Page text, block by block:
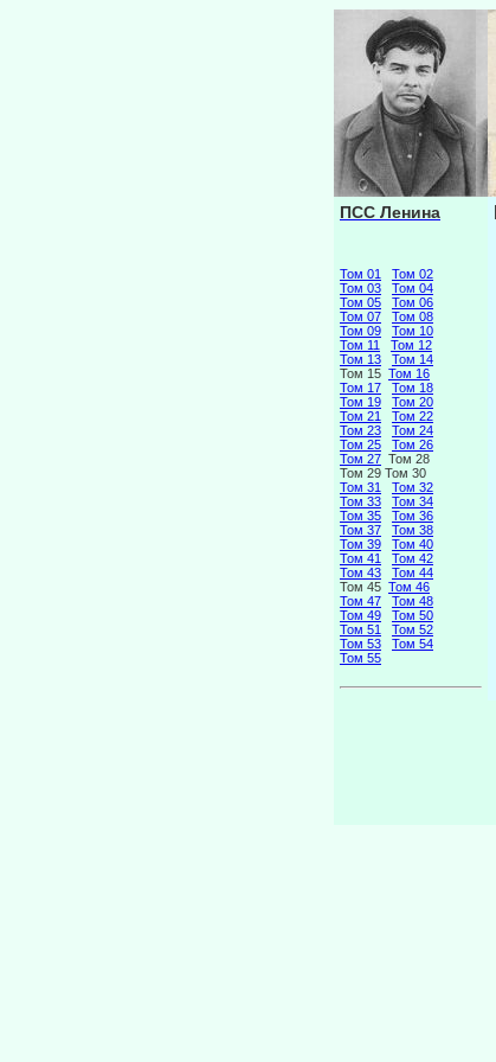
ПСС Ленина
Том 01
Том 02
Том 03
Том 04
Том 05
Том 06
Том 07
Том 08
Том 09
Том 10
Том 11
Том 12
Том 13
Том 14
Том 15 Том 16
Том 17
Том 18
Том 19
Том 20
Том 21
Том 22
Том 23
Том 24
Том 25
Том 26
Том 27 Том 28
Том 29 Том 30
Том 31
Том 32
Том 33
Том 34
Том 35
Том 36
Том 37
Том 38
Том 39
Том 40
Том 41
Том 42
Том 43
Том 44
Том 45 Том 46
Том 47
Том 48
Том 49
Том 50
Том 51
Том 52
Том 53
Том 54
Том 55